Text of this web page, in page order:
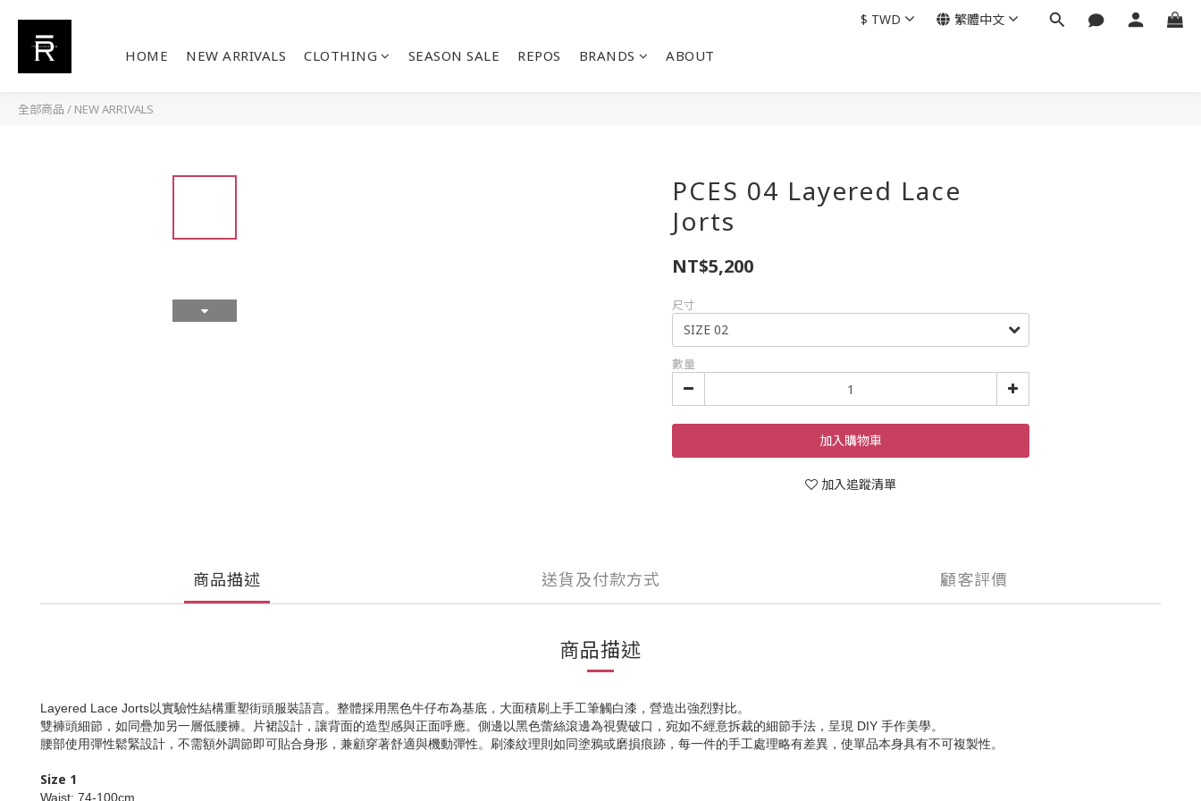
HOME NEW ARRIVALS CLOTHING SEASON SALE REPOS BRANDS ABOUT
$ TWD 繁體中文
全部商品 / NEW ARRIVALS
PCES 04 Layered Lace
Jorts
NT$5,200
尺寸
數量
加入購物車
加入追蹤清單
商品描述 送貨及付款方式 顧客評價
商品描述
Layered Lace Jorts以實驗性結構重塑街頭服裝語言。整體採用黑色牛仔布為基底，大面積刷上手工筆觸白漆，營造出強烈對比。
雙褲頭細節，如同疊加另一層低腰褲。片裙設計，讓背面的造型感與正面呼應。側邊以黑色蕾絲滾邊為視覺破口，宛如不經意拆裁的細節手法，呈現 DIY 手作美學。
腰部使用彈性鬆緊設計，不需額外調節即可貼合身形，兼顧穿著舒適與機動彈性。刷漆紋理則如同塗鴉或磨損痕跡，每一件的手工處理略有差異，使單品本身具有不可複製性。
Size 1
Waist: 74-100cm